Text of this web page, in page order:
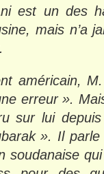
est un des
mais n’a
américain,
erreur ».
sur lui
». Il
soudanaise